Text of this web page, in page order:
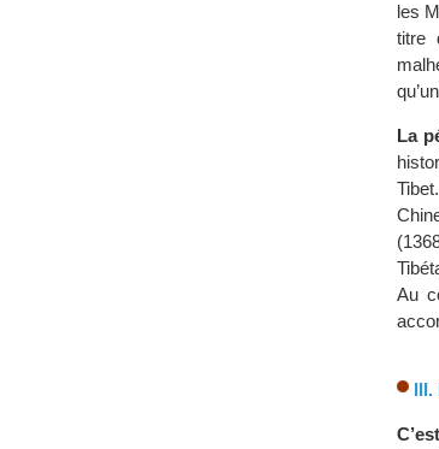
les
titre
La
Au